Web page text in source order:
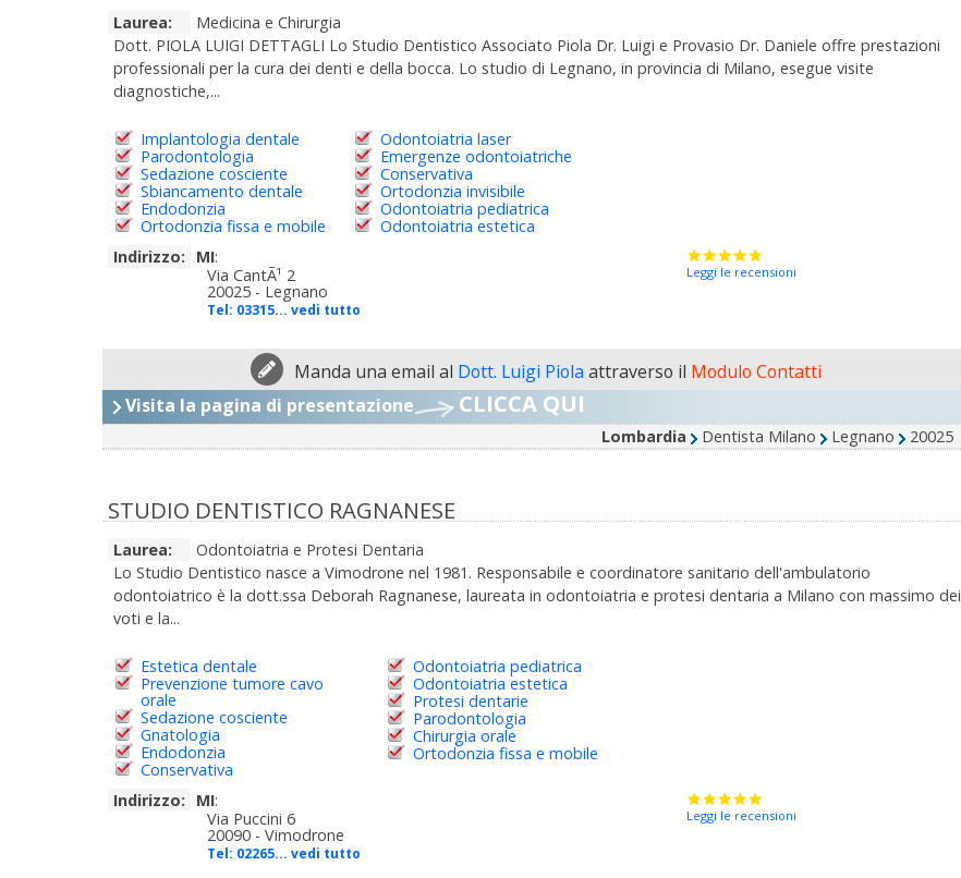
Laurea:
Medicina e Chirurgia
Dott. PIOLA LUIGI DETTAGLI Lo Studio Dentistico Associato Piola Dr. Luigi e Provasio Dr. Daniele offre prestazioni
professionali per la cura dei denti e della bocca. Lo studio di Legnano, in provincia di Milano, esegue visite
diagnostiche,...
Implantologia dentale
Parodontologia
Sedazione cosciente
Sbiancamento dentale
Endodonzia
Ortodonzia fissa e mobile
Odontoiatria laser
Emergenze odontoiatriche
Conservativa
Ortodonzia invisibile
Odontoiatria pediatrica
Odontoiatria estetica
Indirizzo:
MI:
Via CantÃ¹ 2
20025 - Legnano
Tel: 03315... vedi tutto
Leggi le recensioni
Manda una email al Dott. Luigi Piola attraverso il Modulo Contatti
Visita la pagina di presentazione
CLICCA QUI
Lombardia Dentista Milano Legnano 20025
STUDIO DENTISTICO RAGNANESE
Laurea:
Odontoiatria e Protesi Dentaria
Lo Studio Dentistico nasce a Vimodrone nel 1981. Responsabile e coordinatore sanitario dell'ambulatorio
odontoiatrico è la dott.ssa Deborah Ragnanese, laureata in odontoiatria e protesi dentaria a Milano con massimo dei
voti e la...
Estetica dentale
Prevenzione tumore cavo
orale
Sedazione cosciente
Gnatologia
Endodonzia
Conservativa
Odontoiatria pediatrica
Odontoiatria estetica
Protesi dentarie
Parodontologia
Chirurgia orale
Ortodonzia fissa e mobile
Indirizzo: MI:
Via Puccini 6
20090 - Vimodrone
Tel: 02265... vedi tutto
Leggi le recensioni